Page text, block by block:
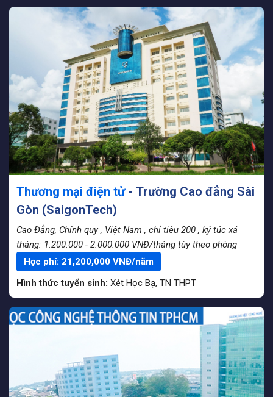
Thương mại điện tử - Trường Cao đẳng Sài
Gòn (SaigonTech)
Cao Đẳng, Chính quy , Việt Nam , chỉ tiêu 200 , ký túc xá
tháng: 1.200.000 - 2.000.000 VNĐ/tháng tùy theo phòng
Học phí: 21,200,000 VNĐ/năm
Hình thức tuyển sinh: Xét Học Bạ, TN THPT